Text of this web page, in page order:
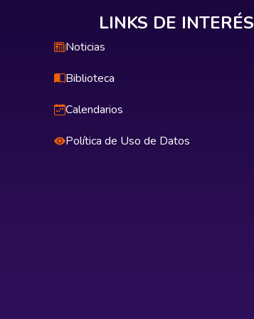
LINKS DE INTERÉS
Noticias
Biblioteca
Calendarios
Política de Uso de Datos